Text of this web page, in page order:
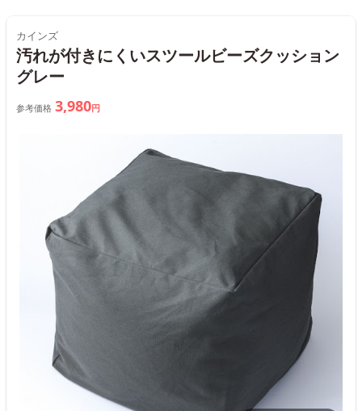
カインズ
汚れが付きにくいスツールビーズクッション
グレー
参考価格 3,980円